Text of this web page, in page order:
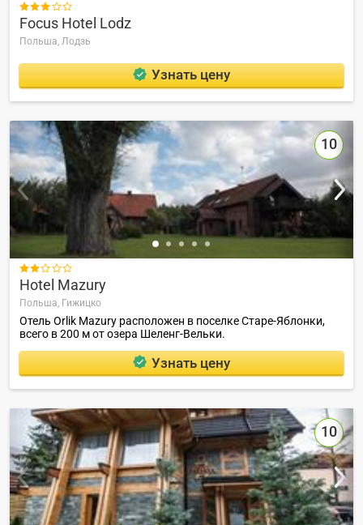

Focus Hotel Lodz
Польша, Лодзь
Узнать цену
10

Hotel Mazury
Польша, Гижицко
Отель Orlik Mazury расположен в поселке Старе-Яблонки,
всего в 200 м от озера Шеленг-Вельки.
Узнать цену
10